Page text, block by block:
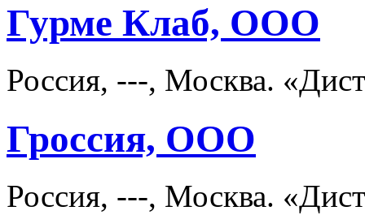
Гурме Клаб, ООО
Россия, ---, Москва.
Гроссия, ООО
Россия, ---, Москва.